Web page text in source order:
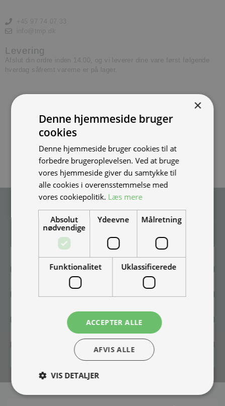
Levering
Afslut din ordre inden 14.00, og vi leverer dine vare først følgende
hverdag såfremt varerne er på lager.
Tilmeld nyhedsmail
Vær blandt de første til at modtage info om nye produkter, tilbud,
events og udstillinger.
×
Denne hjemmeside bruger
cookies
Denne hjemmeside bruger cookies til at
forbedre brugeroplevelsen. Ved at bruge
vores hjemmeside giver du samtykke til
alle cookies i overensstemmelse med
vores cookiepolitik. Læs mere
Absolut
nødvendige
Ydeevne Målretning
Funktionalitet Uklassificerede
ACCEPTER ALLE
AFVIS ALLE
VIS DETALJER